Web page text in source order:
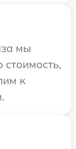
мы
стоимость,
к